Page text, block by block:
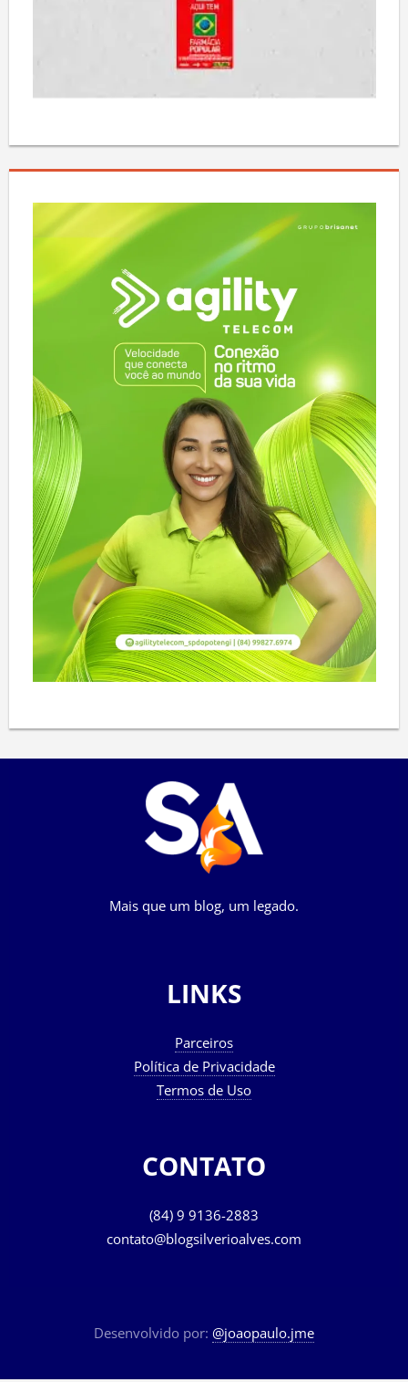
Mais que um blog, um legado.
LINKS
Parceiros
Política de Privacidade
Termos de Uso
CONTATO
(84) 9 9136-2883
contato@blogsilverioalves.com
Desenvolvido por: @joaopaulo.jme